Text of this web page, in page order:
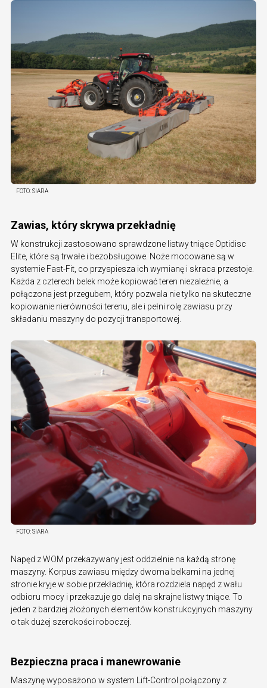
FOTO:SIARA
Zawias, który skrywa przekładnię
W konstrukcji zastosowano sprawdzone listwy tniące Optidisc
Elite, które są trwałe i bezobsługowe. Noże mocowane są w
systemie Fast-Fit, co przyspiesza ich wymianę i skraca przestoje.
Każda z czterech belek może kopiować teren niezależnie, a
połączona jest przegubem, który pozwala nie tylko na skuteczne
kopiowanie nierówności terenu, ale i pełni rolę zawiasu przy
składaniu maszyny do pozycji transportowej.
FOTO:SIARA
Napęd z WOM przekazywany jest oddzielnie na każdą stronę
maszyny. Korpus zawiasu między dwoma belkami na jednej
stronie kryje w sobie przekładnię, która rozdziela napęd z wału
odbioru mocy i przekazuje go dalej na skrajne listwy tniące. To
jeden z bardziej złożonych elementów konstrukcyjnych maszyny
o tak dużej szerokości roboczej.
Bezpieczna praca i manewrowanie
Maszynę wyposażono w system Lift-Control połączony z